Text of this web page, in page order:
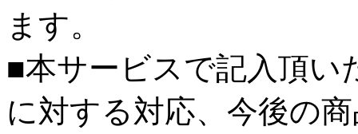
ます。
■本サービスで記入頂い
に対する対応、今後の